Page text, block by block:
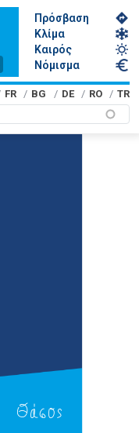
Πρόσβαση
Κλίμα
Καιρός
Νόμισμα
FR BG DE RO TR
Θάσος